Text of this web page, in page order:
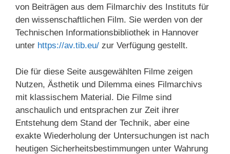
von Beiträgen aus dem Filmarchiv des Instituts für
den wissenschaftlichen Film. Sie werden von der
Technischen Informationsbibliothek in Hannover
unter https://av.tib.eu/ zur Verfügung gestellt.
Die für diese Seite ausgewählten Filme zeigen
Nutzen, Ästhetik und Dilemma eines Filmarchivs
mit klassischem Material. Die Filme sind
anschaulich und entsprachen zur Zeit ihrer
Entstehung dem Stand der Technik, aber eine
exakte Wiederholung der Untersuchungen ist nach
heutigen Sicherheitsbestimmungen unter Wahrung